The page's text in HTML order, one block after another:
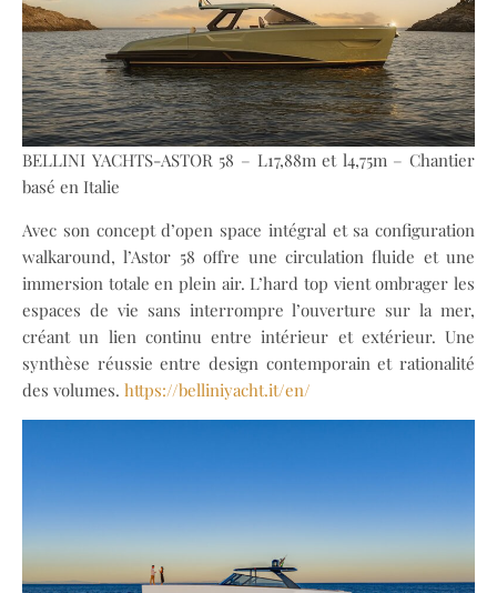
BELLINI YACHTS-ASTOR 58 – L17,88m et l4,75m – Chantier
basé en Italie
Avec son concept d’open space intégral et sa configuration
walkaround, l’Astor 58 offre une circulation fluide et une
immersion totale en plein air. L’hard top vient ombrager les
espaces de vie sans interrompre l’ouverture sur la mer,
créant un lien continu entre intérieur et extérieur. Une
synthèse réussie entre design contemporain et rationalité
des volumes. https://belliniyacht.it/en/